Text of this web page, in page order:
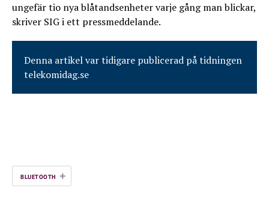
ungefär tio nya blåtandsenheter varje gång man blickar,
skriver SIG i ett pressmeddelande.
Denna artikel var tidigare publicerad på tidningen
telekomidag.se
BLUETOOTH +